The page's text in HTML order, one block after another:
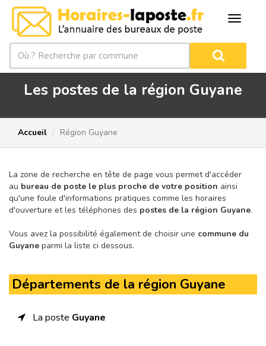
Les postes de la région Guyane
Accueil Région Guyane
La zone de recherche en tête de page vous permet d'accéder
au bureau de poste le plus proche de votre position ainsi
qu'une foule d'informations pratiques comme les horaires
d'ouverture et les téléphones des postes de la région Guyane.
Vous avez la possibilité également de choisir une commune du
Guyane parmi la liste ci dessous.
Départements de la région Guyane
La poste Guyane